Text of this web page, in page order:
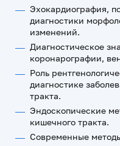
Эхокардиография,
диагностики
изменений.
Диагностическое
коронарографии,
Роль
диагностике
тракта.
Эндоскопические
кишечного тракта.
Современные